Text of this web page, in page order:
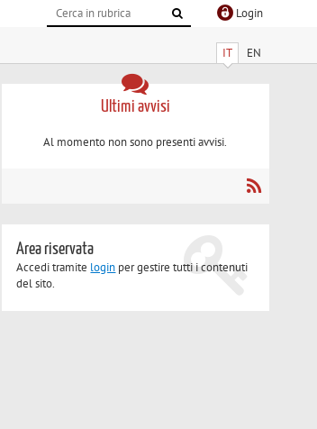
Login
IT EN
Ultimi avvisi
Al momento non sono presenti avvisi.
Area riservata
Accedi tramite login per gestire tutti i contenuti
del sito.